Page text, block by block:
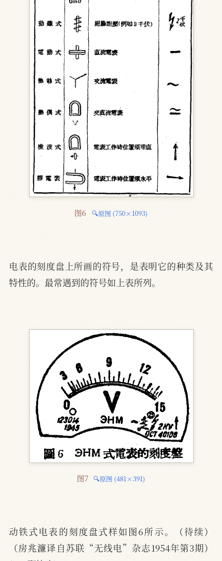
图6 🔍原图 (750×1093)
电表的刻度盘上所画的符号，是表明它的种类及其
特性的。最常遇到的符号如上表所列。
图7 🔍原图 (481×391)
动铁式电表的刻度盘式样如图6所示。（待续）
（房兆濂译自苏联“无线电”杂志1954年第3期）